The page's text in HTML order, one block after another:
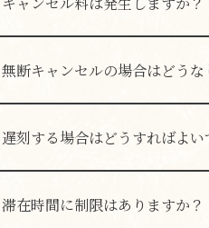
ご予約内容や人数によっては
無断キャンセルの場合はどうな
遅刻する場合はどうすればよい
滞在時間に制限はありますか？